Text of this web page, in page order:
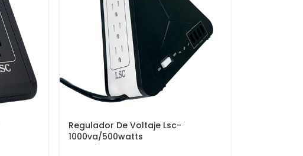
Regulador De Voltaje Lsc-
1000va/500watts